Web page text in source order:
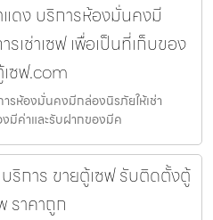
ดง บริการห้องมั่นคงมี
เช่าเซฟ เพื่อเป็นที่เก็บของ
ซฟ.com
รห้องมั่นคงมีกล่องนิรภัยให้เช่า
งมีค่าและรับฝากของมีค
ริการ ขายตู้เซฟ รับติดตั้งตู้
ราคาถูก